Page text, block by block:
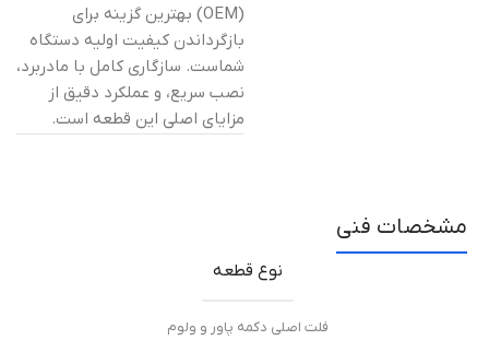
(OEM) بهترین گزینه برای
بازگرداندن کیفیت اولیه دستگاه
شماست. سازگاری کامل با مادربرد،
نصب سریع، و عملکرد دقیق از
مزایای اصلی این قطعه است.
مشخصات فنی
نوع قطعه
فلت اصلی دکمه پاور و ولوم